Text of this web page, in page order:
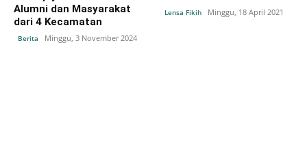
Alumni dan Masyarakat
dari 4 Kecamatan
Berita Minggu, 3 November 2024
Lensa Fikih Minggu, 18 April 2021